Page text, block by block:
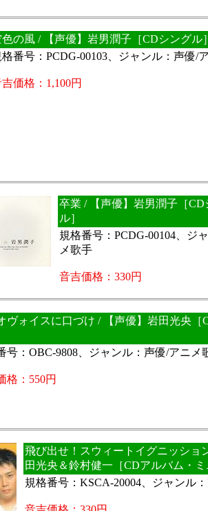
色の風 / 【声優】岩男潤子［CDシングル
格番号：PCDG-00103、ジャンル：声優/
価格：1,100円
卒業 / 【声優】岩男潤子［CD
ル］
規格番号：PCDG-00104、ジ
メ歌手
音吉価格：330円
ヴォイスに口づけ / 【声優】岩田光央［
号：OBC-9808、ジャンル：声優/アニメ
格：550円
飛び出せ！スウィートイグニッショ
田光央＆鈴村健一［CDアルバム・
規格番号：KSCA-20004、ジャンル